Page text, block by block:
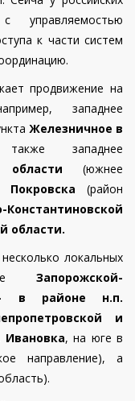
управляемостью
к части систем
продвижение на
западнее
Железничное в
западнее
(южнее
Покровска (район
области.
локальных
Запорожской-
– в районе н.п.
и
, на юге в
направление), а